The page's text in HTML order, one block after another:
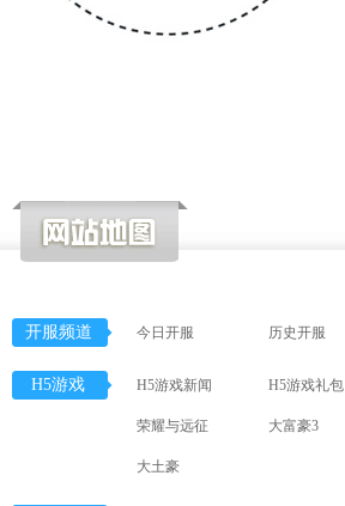
开服频道 今日开服 历史开服
H5游戏 H5游戏新闻 H5游戏礼包
荣耀与远征 大富豪3
大土豪